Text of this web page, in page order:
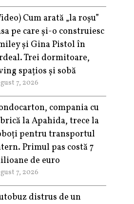
Cum arată „la roşu”
pe care şi-o construiesc
şi Gina Pistol în
Trei dormitoare,
spațios și sobă
7, 2026
compania cu
la Apahida, trece la
pentru transportul
Primul pas costă 7
de euro
7, 2026
distrus de un